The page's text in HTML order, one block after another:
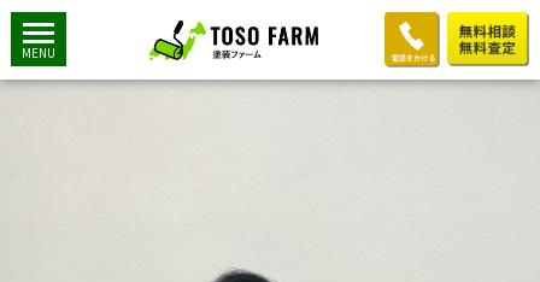
MENU
image0
2021年4月3日
2016 × 1512鈴木 貴之